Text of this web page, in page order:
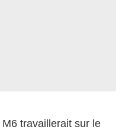
M6 travaillerait sur le